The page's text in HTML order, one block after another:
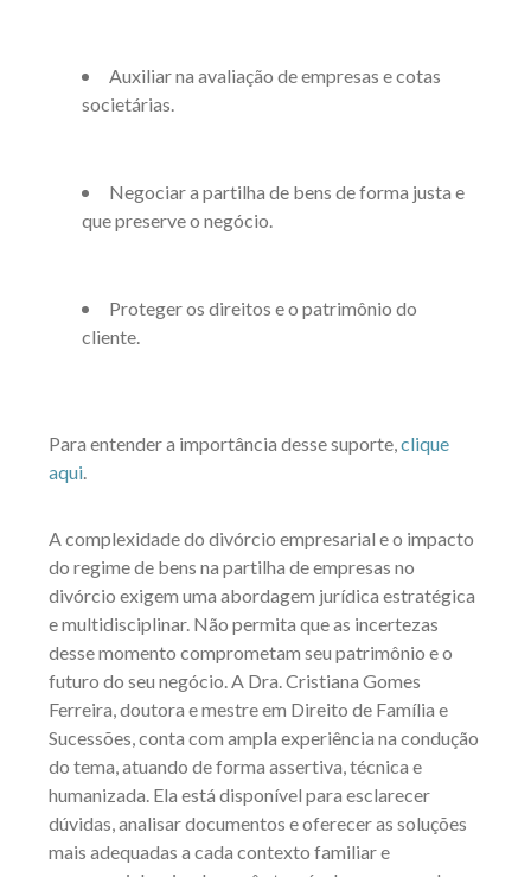
Auxiliar na avaliação de empresas e cotas
societárias.
Negociar a partilha de bens de forma justa e
que preserve o negócio.
Proteger os direitos e o patrimônio do
cliente.
Para entender a importância desse suporte, clique
aqui
A complexidade do divórcio empresarial e o impacto
do regime de bens na partilha de empresas no
divórcio exigem uma abordagem jurídica estratégica
e multidisciplinar. Não permita que as incertezas
desse momento comprometam seu patrimônio e o
futuro do seu negócio. A Dra. Cristiana Gomes
Ferreira, doutora e mestre em Direito de Família e
Sucessões, conta com ampla experiência na condução
do tema, atuando de forma assertiva, técnica e
humanizada. Ela está disponível para esclarecer
dúvidas, analisar documentos e oferecer as soluções
mais adequadas a cada contexto familiar e